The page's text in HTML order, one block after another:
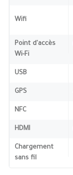
Wifi
Point d'accès
Wi-Fi
USB
GPS
NFC
HDMI
Chargement
sans fil